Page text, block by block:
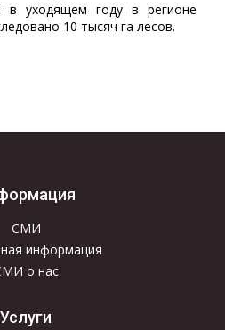
в уходящем году в регионе
10 тысяч га лесов.
СМИ
информация
о нас
Услуги